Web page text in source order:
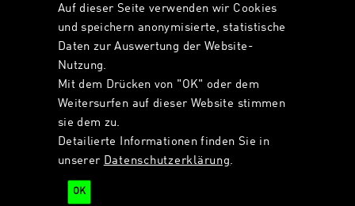
Auf dieser Seite verwenden wir Cookies
und speichern anonymisierte, statistische
Daten zur Auswertung der Website-
Nutzung.
Mit dem Drücken von "OK" oder dem
Weitersurfen auf dieser Website stimmen
sie dem zu.
Detailierte Informationen finden Sie in
unserer Datenschutzerklärung.
OK